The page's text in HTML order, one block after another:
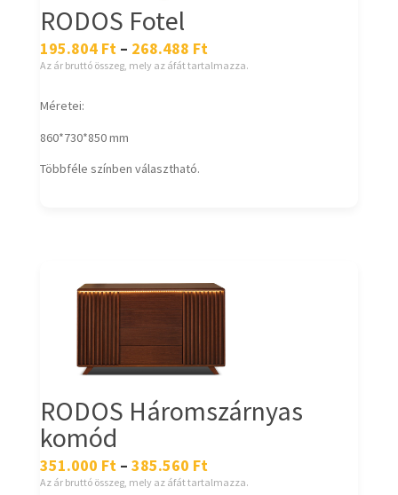
RODOS Fotel
195.804 Ft – 268.488 Ft
Az ár bruttó összeg, mely az áfát tartalmazza.
Méretei:
860*730*850 mm
Többféle színben választható.
RODOS Háromszárnyas
komód
351.000 Ft – 385.560 Ft
Az ár bruttó összeg, mely az áfát tartalmazza.